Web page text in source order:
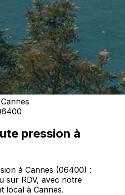
Cannes
pression à
à Cannes (06400) :
sur RDV, avec notre
local à Cannes.